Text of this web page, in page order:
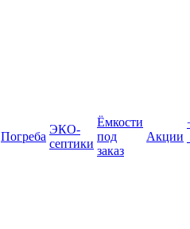
Погреба
ЭКО-
септики
Ёмкости
под
заказ
Акции